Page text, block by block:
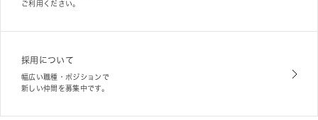
ご利用ください。
採用について
幅広い職種・ポジションで
新しい仲間を募集中です。